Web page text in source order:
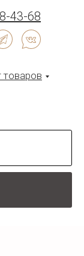
товаров
43-68